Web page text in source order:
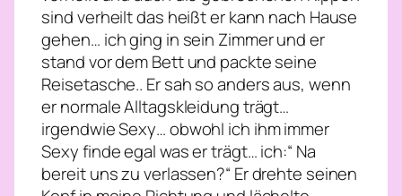
sind verheilt das heißt er kann nach Hause
gehen… ich ging in sein Zimmer und er
stand vor dem Bett und packte seine
Reisetasche.. Er sah so anders aus, wenn
er normale Alltagskleidung trägt…
irgendwie Sexy… obwohl ich ihm immer
Sexy finde egal was er trägt… ich:“ Na
bereit uns zu verlassen?“ Er drehte seinen